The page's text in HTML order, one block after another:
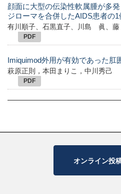
顔面に大型の伝染性軟属腫が多
ジローマを合併したAIDS患者の1
有川順子、石黒直子、川島 眞、
PDF
Imiquimod外用が有効であった肛
萩原正則，本田まりこ，中川秀己
PDF
オンライン投